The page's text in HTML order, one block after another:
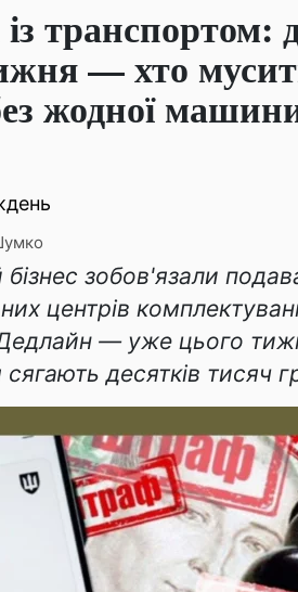
транспортом:
— хто
жодної
бізнес зобов'язали
центрів
— уже цього
сягають десятків тисяч